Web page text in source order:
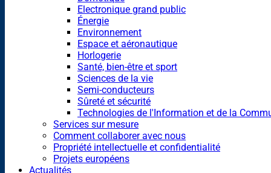
Electronique grand public
Énergie
Environnement
Espace et aéronautique
Horlogerie
Santé, bien-être et sport
Sciences de la vie
Semi-conducteurs
Sûreté et sécurité
Technologies de l'Information et de la
Services sur mesure
Comment collaborer avec nous
Propriété intellectuelle et confidentialité
Projets européens
Actualités